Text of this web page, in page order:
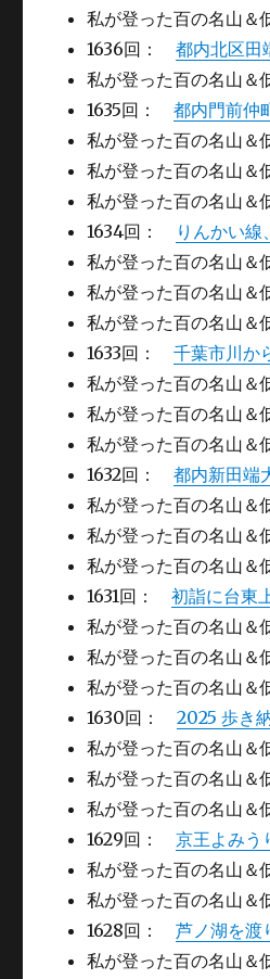
私が登った百の名山＆
1636回：都内北区田
私が登った百の名山＆
1635回：都内門前仲
私が登った百の名山＆
私が登った百の名山＆
私が登った百の名山＆
1634回：
りんかい線
私が登った百の名山＆
私が登った百の名山＆
私が登った百の名山＆
1633回：千葉市川か
私が登った百の名山＆
私が登った百の名山＆
私が登った百の名山＆
1632回：都内新田端
私が登った百の名山＆
私が登った百の名山＆
私が登った百の名山＆
1631回：初詣に台東
私が登った百の名山＆
私が登った百の名山＆
私が登った百の名山＆
1630回：2025 歩き
私が登った百の名山＆
私が登った百の名山＆
私が登った百の名山＆
1629回：京王よみう
私が登った百の名山＆
私が登った百の名山＆
1628回：芦ノ湖を渡
私が登った百の名山＆